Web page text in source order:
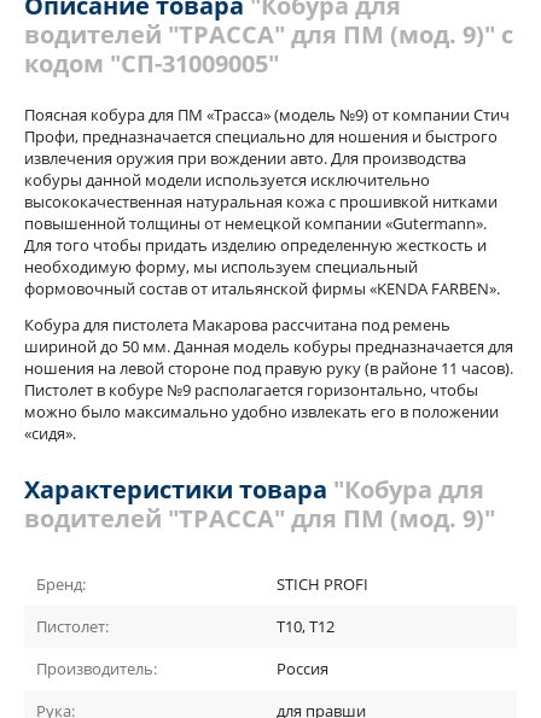
водителей "ТРАССА" для ПМ (мод. 9)" с
кодом "СП-31009005"
Поясная кобура для ПМ «Трасса» (модель №9) от компании Стич
Профи, предназначается специально для ношения и быстрого
извлечения оружия при вождении авто. Для производства
кобуры данной модели используется исключительно
высококачественная натуральная кожа с прошивкой нитками
повышенной толщины от немецкой компании «Gutermann».
Для того чтобы придать изделию определенную жесткость и
необходимую форму, мы используем специальный
формовочный состав от итальянской фирмы «KENDA FARBEN».
Кобура для пистолета Макарова рассчитана под ремень
шириной до 50 мм. Данная модель кобуры предназначается для
ношения на левой стороне под правую руку (в районе 11 часов).
Пистолет в кобуре №9 располагается горизонтально, чтобы
можно было максимально удобно извлекать его в положении
«сидя».
Характеристики товара "Кобура для
водителей "ТРАССА" для ПМ (мод. 9)"
Бренд:
STICH PROFI
Пистолет:
Т10, Т12
Производитель:
Россия
Рука:
для правши